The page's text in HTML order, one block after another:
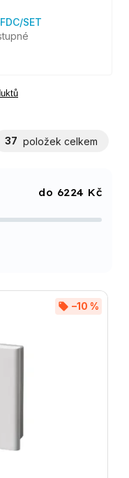
SET
37 položek celkem
6224 Kč
–10 %